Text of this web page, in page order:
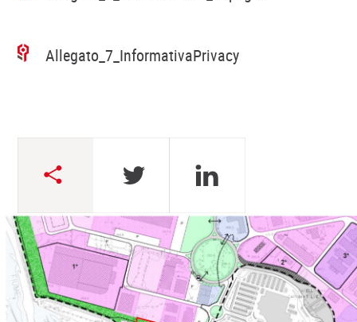
Allegato_7_InformativaPrivacy